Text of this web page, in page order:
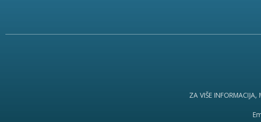
ZA VIŠE